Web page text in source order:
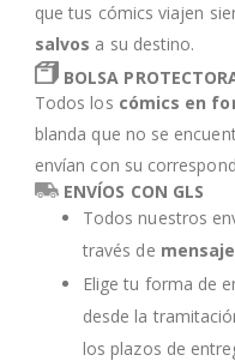
que tus cómics viajen
salvos a su destino.
BOLSA
Todos los cómics en
blanda que no se
envían con su
ENVÍOS CON GLS
Todos nuestros
través de
Elige tu forma de
desde la
los plazos de